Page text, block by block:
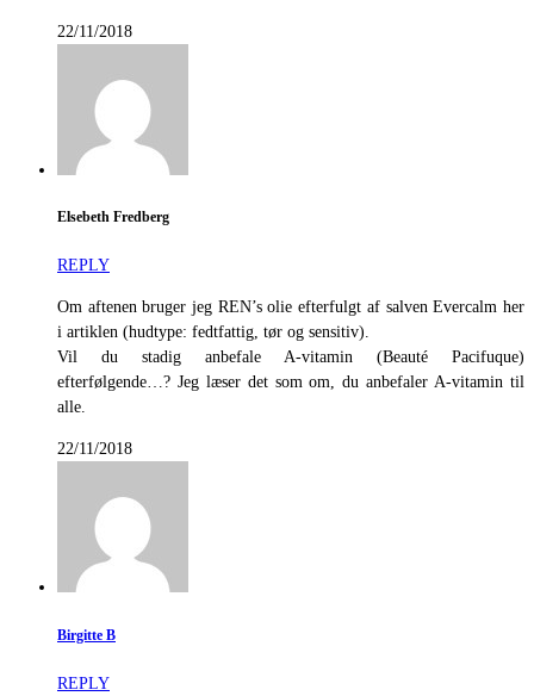
22/11/2018
Elsebeth Fredberg
REPLY
Om aftenen bruger jeg REN’s olie efterfulgt af salven Evercalm her
i artiklen (hudtype: fedtfattig, tør og sensitiv).
Vil du stadig anbefale A-vitamin (Beauté Pacifuque)
efterfølgende…? Jeg læser det som om, du anbefaler A-vitamin til
alle.
22/11/2018
Birgitte B
REPLY